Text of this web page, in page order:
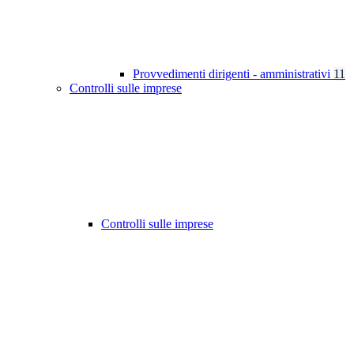
Provvedimenti dirigenti - amministrativi 11
Controlli sulle imprese
Controlli sulle imprese